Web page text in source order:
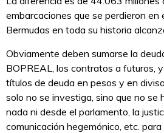
embarcaciones que se perdieron en
Bermudas en toda su historia
Obviamente deben sumarse la
BOPREAL, los contratos a futuros,
títulos de deuda en pesos y en
solo no se investiga, sino que no se
nada ni desde el parlamento, la
comunicación hegemónico, etc.